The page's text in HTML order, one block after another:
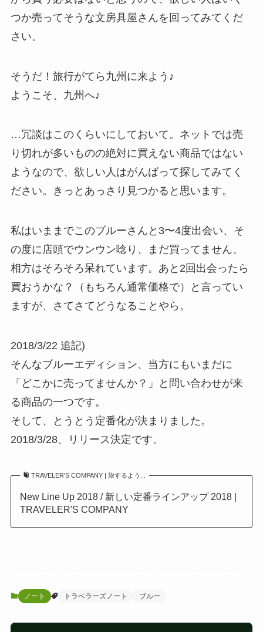
つか売ってそうな文房具屋さんを回ってみてくだ
さい。
そうだ！旅行がてら九州に来よう♪
ようこそ、九州へ♪
…冗談はこのくらいにしておいて。ネットでは売
り切れが多いものの絶対に買えない商品ではない
ようなので、欲しい人はがんばって探してみてく
ださい。きっとあっさり見つかると思います。
私はいままでこのブルーさんと3〜4度出会い、そ
の度に店頭でウンウン唸り、まだ買ってません。
相方はそろそろ呆れています。あと2回出会ったら
買おうかな？（もちろん通常価格で）と言ってい
ますが、さてさてどうなることやら。
2018/3/22 追記)
そんなブルーエディション、当方にもいまだに
「どこかに売ってませんか？」と問い合わせが来
る商品の一つです。
そして、とうとう定番化が決まりました。
2018/3/28、リリース決定です。
TRAVELER'S COMPANY | 旅するよう...
New Line Up 2018 / 新しい定番ラインアップ 2018 |
TRAVELER'S COMPANY
ノート トラベラーズノート ブルー